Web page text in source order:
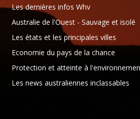
Les dernières infos Whv
Australie de l'Ouest - Sauvage et isolé
Les états et les principales villes
Economie du pays de la chance
Protection et atteinte à
Les news australiennes inclassables